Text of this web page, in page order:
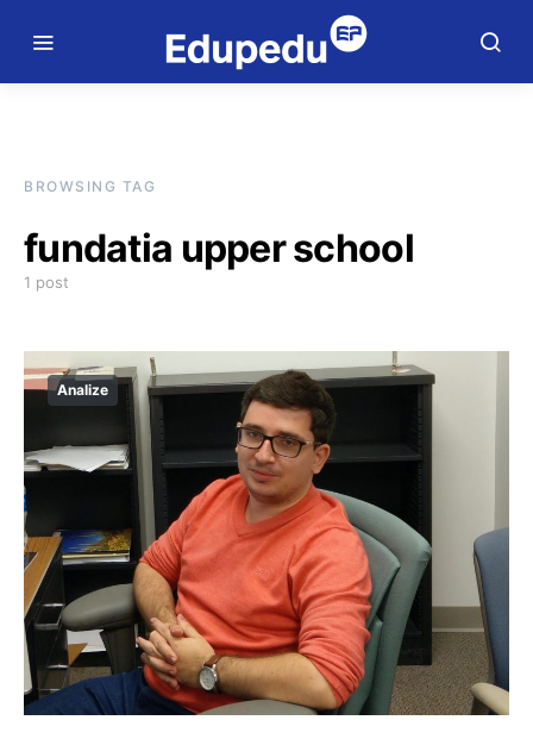
BROWSING TAG
fundatia upper school
1 post
Analize